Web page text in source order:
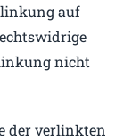
auf
nicht
der verlinkten